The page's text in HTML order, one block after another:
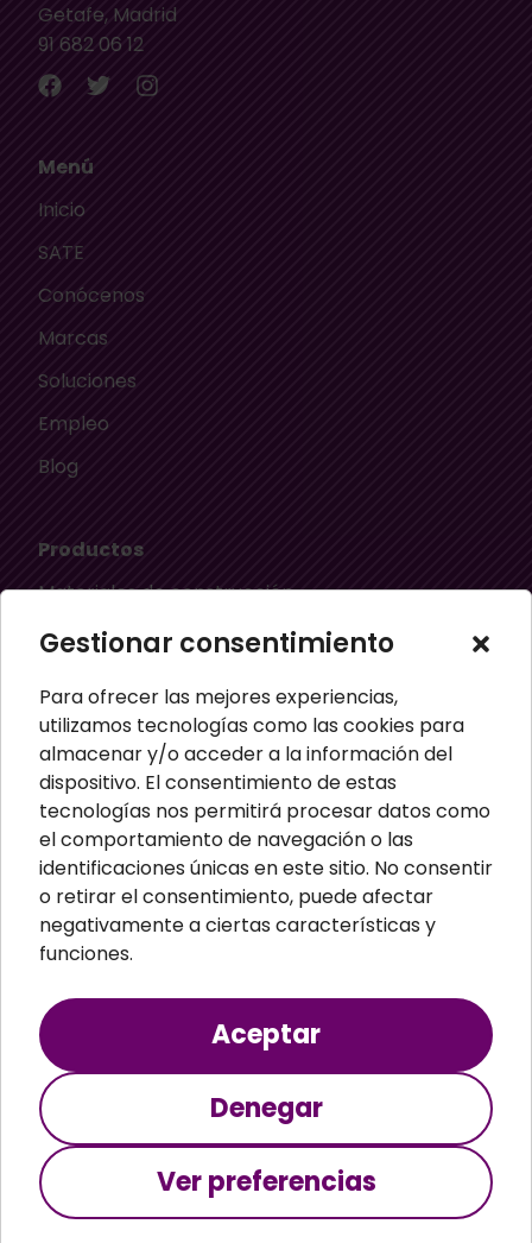
Gestionar consentimiento
Para ofrecer las mejores experiencias,
utilizamos tecnologías como las cookies para
almacenar y/o acceder a la información del
dispositivo. El consentimiento de estas
tecnologías nos permitirá procesar datos como
el comportamiento de navegación o las
identificaciones únicas en este sitio. No consentir
o retirar el consentimiento, puede afectar
negativamente a ciertas características y
funciones.
Aceptar
Denegar
Ver preferencias
Getafe, Madrid
91 682 06 12
Menú
Inicio
SATE
Conócenos
Marcas
Soluciones
Empleo
Blog
Productos
Materiales de construcción
Aislamiento térmico
Material ignífugo aislante
Paneles aislantes
Masillas para pared
Paneles sandwich
Perfiles
Teopsa S.A. © 2024 Todos los derechos
reservados
Aviso legal
Política de cookies
Política de privacidad
Términos y condiciones
Configuración